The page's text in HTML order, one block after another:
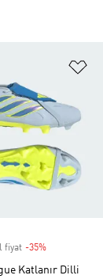
fiyat -35%
Katlanır Dilli